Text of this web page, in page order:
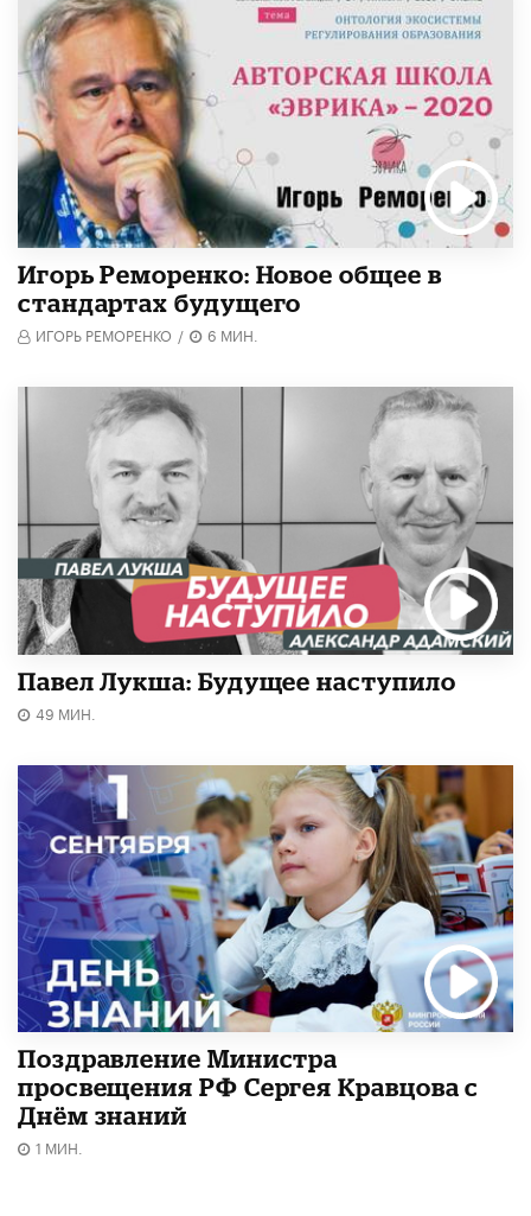
Игорь Реморенко: Новое общее в
стандартах будущего
ИГОРЬ РЕМОРЕНКО / 6 МИН.
Павел Лукша: Будущее наступило
49 МИН.
Поздравление Министра
просвещения РФ Сергея Кравцова с
Днём знаний
1 МИН.